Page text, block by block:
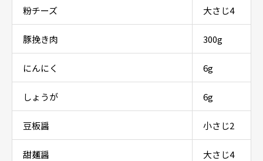
粉チーズ 大さじ4
豚挽き肉 300g
にんにく 6g
しょうが 6g
豆板醤 小さじ2
甜麺醤 大さじ4